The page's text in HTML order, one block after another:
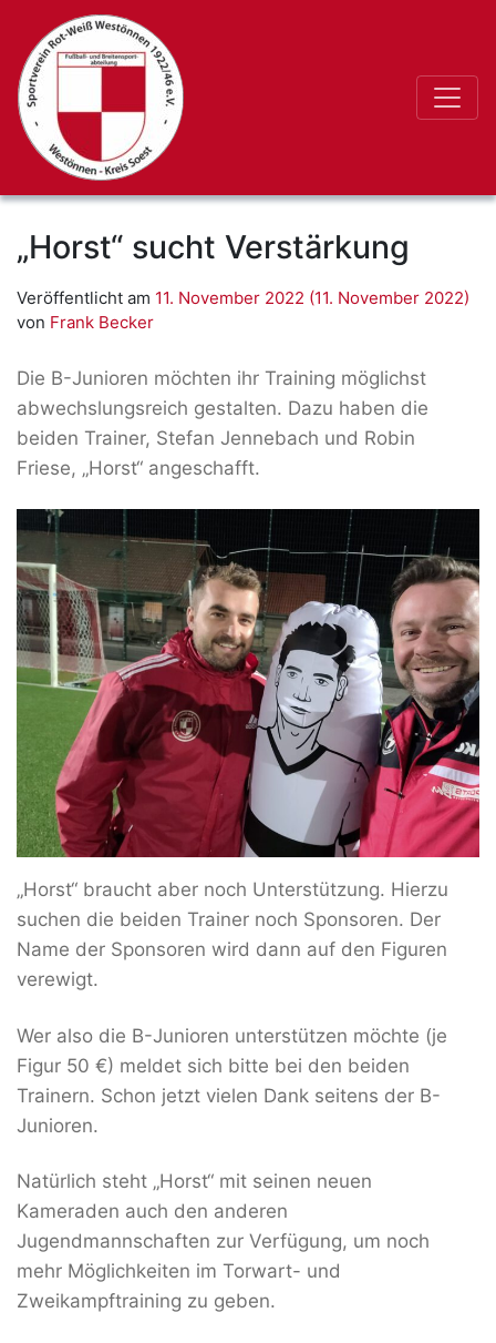
„Horst“ sucht Verstärkung
Veröffentlicht am 11. November 2022 (11. November 2022)
von Frank Becker
Die B-Junioren möchten ihr Training möglichst
abwechslungsreich gestalten. Dazu haben die
beiden Trainer, Stefan Jennebach und Robin
Friese, „Horst“ angeschafft.
„Horst“ braucht aber noch Unterstützung. Hierzu
suchen die beiden Trainer noch Sponsoren. Der
Name der Sponsoren wird dann auf den Figuren
verewigt.
Wer also die B-Junioren unterstützen möchte (je
Figur 50 €) meldet sich bitte bei den beiden
Trainern. Schon jetzt vielen Dank seitens der B-
Junioren.
Natürlich steht „Horst“ mit seinen neuen
Kameraden auch den anderen
Jugendmannschaften zur Verfügung, um noch
mehr Möglichkeiten im Torwart- und
Zweikampftraining zu geben.